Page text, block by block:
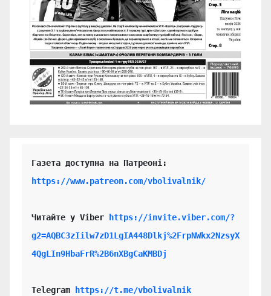
https://www.patreon.com/vbolivalnik/
Читайте у Viber
https://invite.viber.com/?
g2=AQBC3zIilw7zD1LgIA448Dlkj%2FrpNWkx2NzsyX
4QgLIn9HbaFrR%2B6nXBgCaKMBDj
Telegram https://t.me/vbolivalnik